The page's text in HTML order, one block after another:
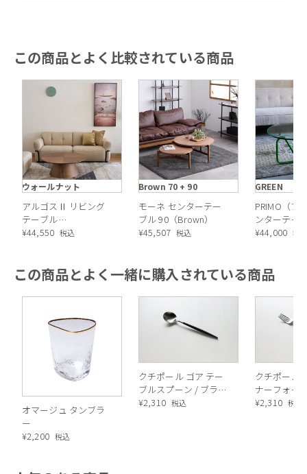
この商品とよく比較されている商品
ウォールナット
アルゴスⅡ リビング
テーブル
90（Walnut）
¥44,550 税込
Brown 70 + 90
モーネ センターテー
ブル 90（Brown）
¥45,507 税込
GREEN
PRIMO（
ンターテー
¥44,000 税
この商品とよく一緒に購入されている商品
オマージュ タンブラ
ー
¥2,200 税込
クチポール ゴア テー
ブルスプーン / ブラッ
ク×シルバー
¥2,310 税込
クチポール
ナーフォー
ク×シルバ
¥2,310 税込